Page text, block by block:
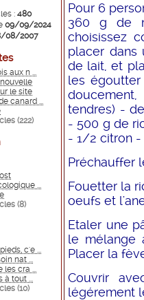
: 480
09/09/2024
08/2007
aux n ...
le site
canard ...
(222)
...
(8)
c'e ...
nat ...
les cra ...
à tout ...
(10)
Pour 6
360 g de
choisissez
placer dans
de lait, et
les
tendres) -
- 500 g de
- 1/2 citron -
Préchauffer
Fouetter la
oeufs et
Etaler une
le mélange
Placer la
Couvrir
légérement